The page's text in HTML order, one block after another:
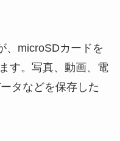
、microSDカードを
す。写真、動画、電
タなどを保存した